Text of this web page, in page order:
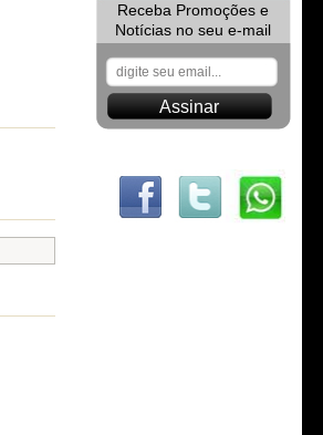
Receba Promoções e
Notícias no seu e-mail
Assinar